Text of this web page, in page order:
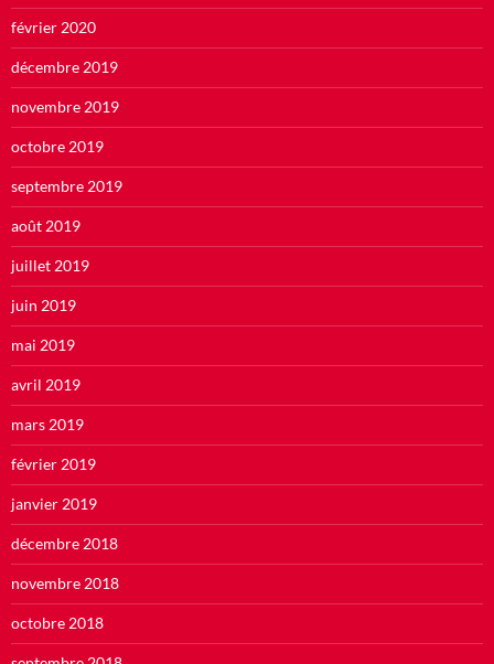
février 2020
décembre 2019
novembre 2019
octobre 2019
septembre 2019
août 2019
juillet 2019
juin 2019
mai 2019
avril 2019
mars 2019
février 2019
janvier 2019
décembre 2018
novembre 2018
octobre 2018